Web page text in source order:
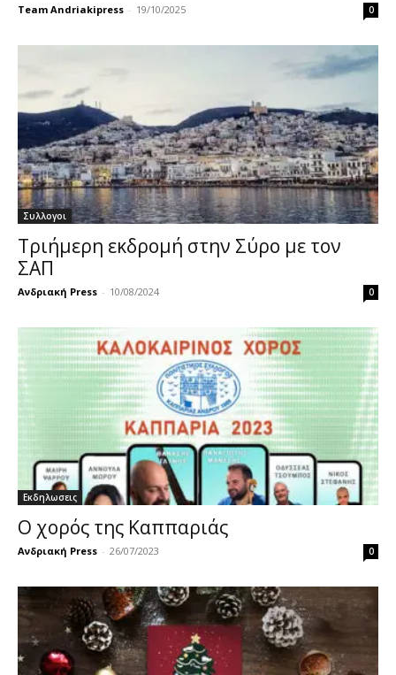
Team Andriakipress - 19/10/2025 0
Συλλογοι
Τριήμερη εκδρομή στην Σύρο με τον
ΣΑΠ
Ανδριακή Press - 10/08/2024 0
Εκδηλωσεις
Ο χορός της Καππαριάς
Ανδριακή Press - 26/07/2023 0